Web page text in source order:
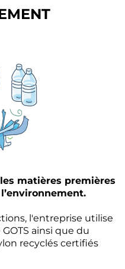
matières premières
l'entreprise utilise
ainsi que du
recyclés certifiés